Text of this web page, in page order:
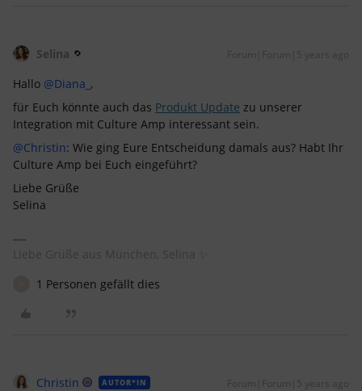
Selina Forum|Forum|5 years ago
Hallo @Diana_ ,
für Euch könnte auch das Produkt Update zu unserer
Integration mit Culture Amp interessant sein.
@Christin: Wie ging Eure Entscheidung damals aus? Habt Ihr
Culture Amp bei Euch eingeführt?
Liebe Grüße
Selina
Liebe Grüße aus München, Selina ✨
1 Personen gefällt dies
Christin AUTOR*IN Forum|Forum|5 years ago